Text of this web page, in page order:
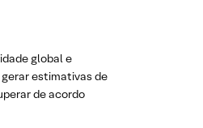
global e
estimativas de
de acordo